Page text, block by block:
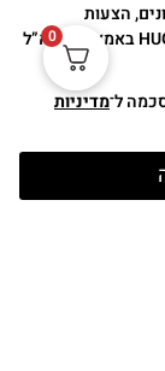
0
הצעות
שיווקיות ומבצעים מ-HUG&TAG באמצעות דוא”ל
ל־מדיניות